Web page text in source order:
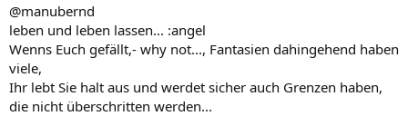
@manubernd
leben und leben lassen... :angel
Wenns Euch gefällt,- why not..., Fantasien dahingehend haben
viele,
Ihr lebt Sie halt aus und werdet sicher auch Grenzen haben,
die nicht überschritten werden...